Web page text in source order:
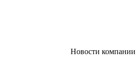
Новости компании